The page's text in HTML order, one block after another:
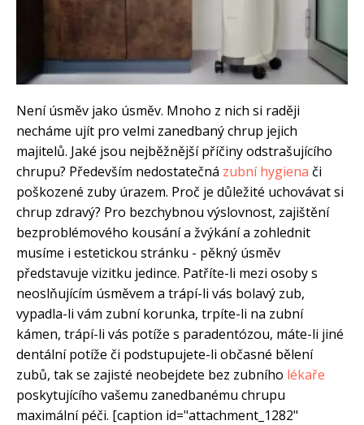
Není úsměv jako úsměv. Mnoho z nich si raději
necháme ujít pro velmi zanedbaný chrup jejich
majitelů. Jaké jsou nejběžnější příčiny odstrašujícího
chrupu? Především nedostatečná zubní hygiena či
poškozené zuby úrazem. Proč je důležité uchovávat si
chrup zdravý? Pro bezchybnou výslovnost, zajištění
bezproblémového kousání a žvýkání a zohlednit
musíme i estetickou stránku - pěkný úsměv
představuje vizitku jedince. Patříte-li mezi osoby s
neoslňujícím úsměvem a trápí-li vás bolavý zub,
vypadla-li vám zubní korunka, trpíte-li na zubní
kámen, trápí-li vás potíže s paradentózou, máte-li jiné
dentální potíže či podstupujete-li občasné bělení
zubů, tak se zajisté neobejdete bez zubního lékaře
poskytujícího vašemu zanedbanému chrupu
maximální péči. [caption id="attachment_1282"